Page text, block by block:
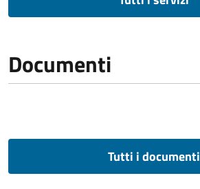
Documenti
Tutti i documenti